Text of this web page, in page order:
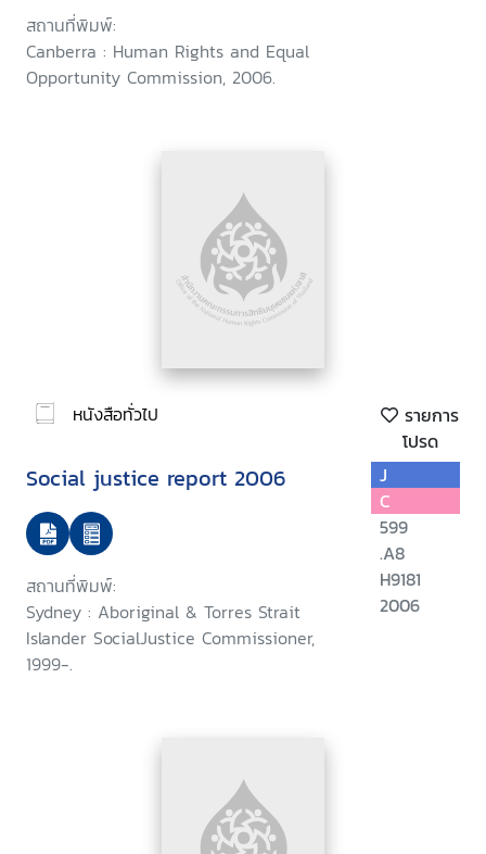
สถานที่พิมพ์:
Canberra : Human Rights and Equal
Opportunity Commission, 2006.
หนังสือทั่วไป
รายการ
โปรด
Social justice report 2006
สถานที่พิมพ์:
Sydney : Aboriginal & Torres Strait
Islander SocialJustice Commissioner,
1999-.
J
C
599
.A8
H9181
2006